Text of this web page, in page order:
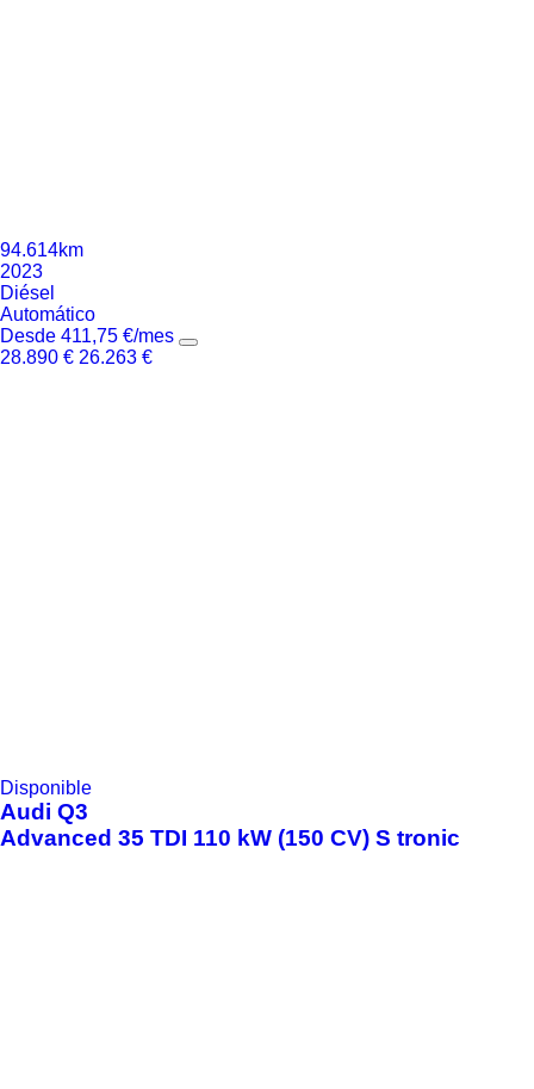
94.614km
2023
Diésel
Automático
Desde 411,75 €/mes
28.890 € 26.263 €
Disponible
Audi Q3
Advanced 35 TDI 110 kW (150 CV) S tronic